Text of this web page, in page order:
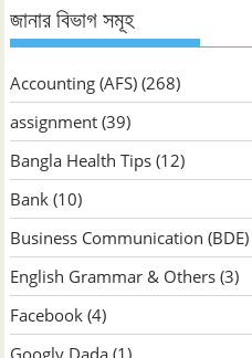
জানার বিভাগ সমূহ
Accounting (AFS) (268)
assignment (39)
Bangla Health Tips (12)
Bank (10)
Business Communication (BDE)
English Grammar & Others (3)
Facebook (4)
Googly Dada (1)